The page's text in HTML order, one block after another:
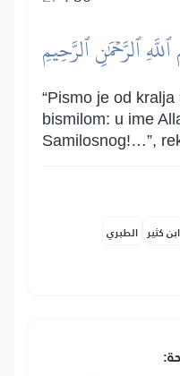
ٱلرَّحۡمَٰنِ ٱلرَّحِيمِ
“Pismo je od
bismilom: u ime
Samilosnog!…”,
ابن كثير الطبري